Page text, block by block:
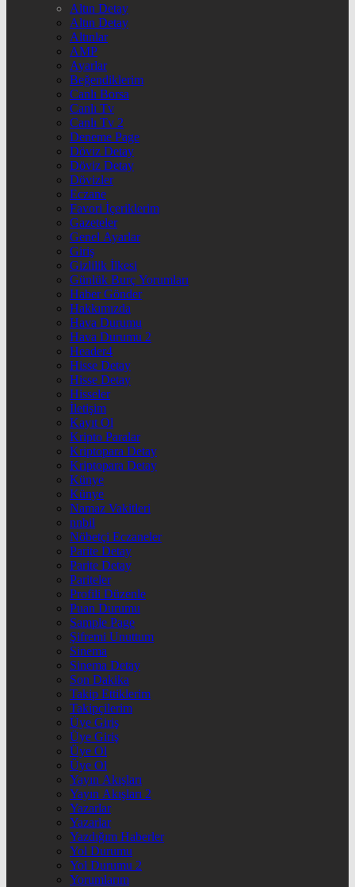
Altın Detay
Altın Detay
Altınlar
AMP
Ayarlar
Beğendiklerim
Canlı Borsa
Canlı Tv
Canlı Tv 2
Deneme Page
Döviz Detay
Döviz Detay
Dövizler
Eczane
Favori İçeriklerim
Gazeteler
Genel Ayarlar
Giriş
Gizlilik İlkesi
Günlük Burç Yorumları
Haber Gönder
Hakkımızda
Hava Durumu
Hava Durumu 2
Header4
Hisse Detay
Hisse Detay
Hisseler
İletişim
Kayıt Ol
Kripto Paralar
Kriptopara Detay
Kriptopara Detay
Künye
Künye
Namaz Vakitleri
nnbil
Nöbetçi Eczaneler
Parite Detay
Parite Detay
Pariteler
Profili Düzenle
Puan Durumu
Sample Page
Şifremi Unuttum
Sinema
Sinema Detay
Son Dakika
Takip Ettiklerim
Takipçilerim
Üye Giriş
Üye Giriş
Üye Ol
Üye Ol
Yayın Akışları
Yayın Akışları 2
Yazarlar
Yazarlar
Yazdığım Haberler
Yol Durumu
Yol Durumu 2
Yorumlarım